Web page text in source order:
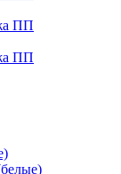
ПП
ПП